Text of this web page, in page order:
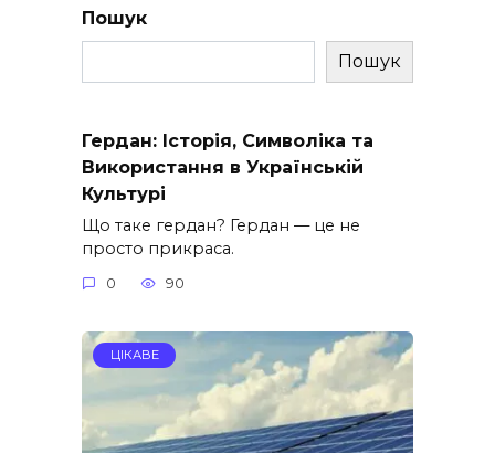
Пошук
Пошук
Гердан: Історія, Символіка та
Використання в Українській
Культурі
Що таке гердан? Гердан — це не
просто прикраса.
0 90
ЦІКАВЕ